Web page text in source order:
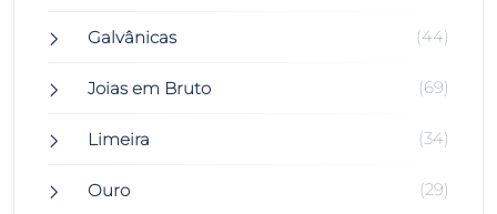
Galvânicas (44)
Joias em Bruto (69)
Limeira (34)
Ouro (29)